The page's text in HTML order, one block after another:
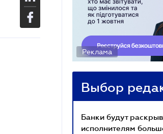
Реклама
Выбор
Банки будут
исполнителям